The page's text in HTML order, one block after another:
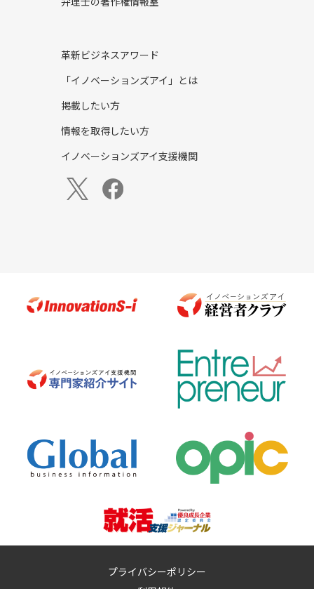
革新ビジネスアワード
「イノベーションズアイ」とは
掲載したい方
情報を取得したい方
イノベーションズアイ支援機関
プライバシーポリシー